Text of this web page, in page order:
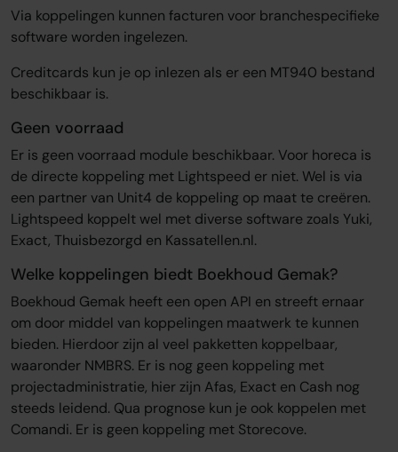
Via koppelingen kunnen facturen voor branchespecifieke
software worden ingelezen.
Creditcards kun je op inlezen als er een MT940 bestand
beschikbaar is.
Geen voorraad
Er is geen voorraad module beschikbaar. Voor horeca is
de directe koppeling met Lightspeed er niet. Wel is via
een partner van Unit4 de koppeling op maat te creëren.
Lightspeed koppelt wel met diverse software zoals Yuki,
Exact, Thuisbezorgd en Kassatellen.nl.
Welke koppelingen biedt Boekhoud Gemak?
Boekhoud Gemak heeft een open API en streeft ernaar
om door middel van koppelingen maatwerk te kunnen
bieden. Hierdoor zijn al veel pakketten koppelbaar,
waaronder NMBRS. Er is nog geen koppeling met
projectadministratie, hier zijn Afas, Exact en Cash nog
steeds leidend. Qua prognose kun je ook koppelen met
Comandi. Er is geen koppeling met Storecove.